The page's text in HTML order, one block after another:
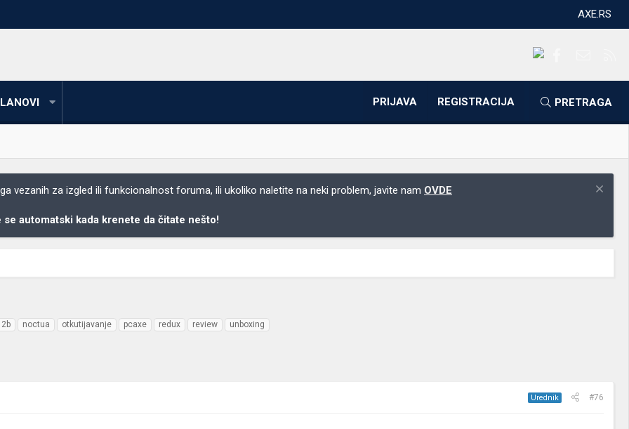
AXE.RS
PRIJAVA REGISTRACIJA PRETRAGA
vezanih za izgled ili funkcionalnost foruma, ili ukoliko naletite na neki problem, javite nam OVDE
se automatski kada krenete da čitate nešto!
noctua otkutijavanje pcaxe redux review unboxing
Urednik #76